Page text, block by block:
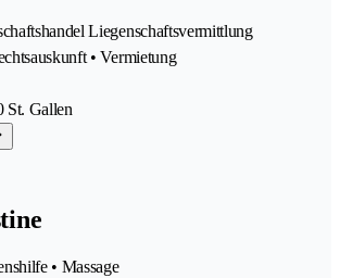
Liegenschaftsvermittlung
• Vermietung
St. Gallen
• Massage